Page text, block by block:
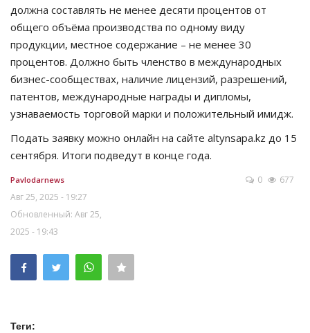
должна составлять не менее десяти процентов от
общего объёма производства по одному виду
продукции, местное содержание – не менее 30
процентов. Должно быть членство в международных
бизнес-сообществах, наличие лицензий, разрешений,
патентов, международные награды и дипломы,
узнаваемость торговой марки и положительный имидж.
Подать заявку можно онлайн на сайте altynsapa.kz до 15
сентября. Итоги подведут в конце года.
Pavlodarnews
Авг 25, 2025 - 19:27
Обновленный: Авг 25,
2025 - 19:43
0 677
Теги: